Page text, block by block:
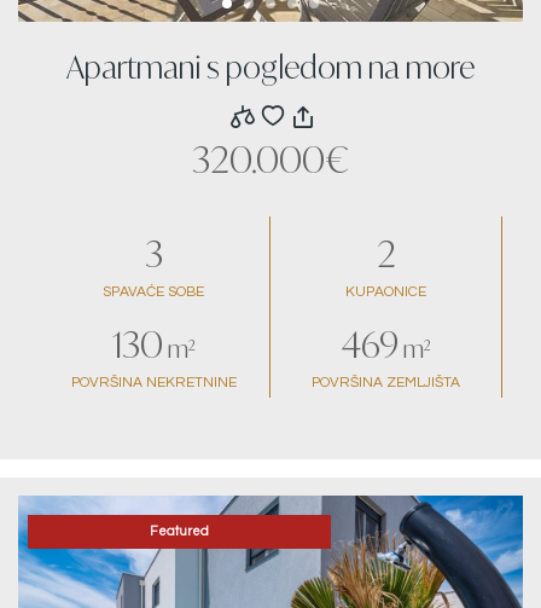
Apartmani s pogledom na more
320.000€
3
SPAVAĆE SOBE
2
KUPAONICE
130 m²
POVRŠINA NEKRETNINE
469 m²
POVRŠINA ZEMLJIŠTA
Featured